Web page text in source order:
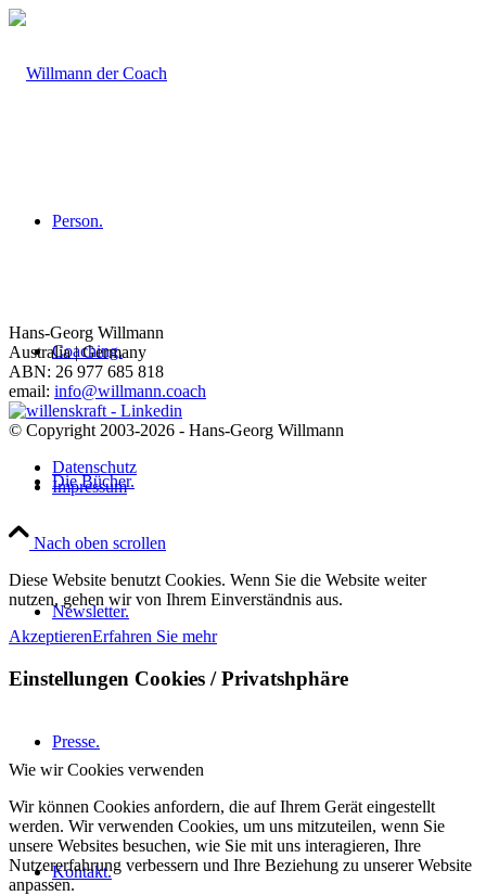
Person.
Coaching.
Die Bücher.
Newsletter.
Presse.
Kontakt.
Hans-Georg Willmann
Australia | Germany
ABN: 26 977 685 818
email: info@willmann.coach
© Copyright 2003-2026 - Hans-Georg Willmann
Datenschutz
Impressum
Nach oben scrollen
Diese Website benutzt Cookies. Wenn Sie die Website weiter
nutzen, gehen wir von Ihrem Einverständnis aus.
AkzeptierenErfahren Sie mehr
Einstellungen Cookies / Privatshphäre
Wie wir Cookies verwenden
Wir können Cookies anfordern, die auf Ihrem Gerät eingestellt
werden. Wir verwenden Cookies, um uns mitzuteilen, wenn Sie
unsere Websites besuchen, wie Sie mit uns interagieren, Ihre
Nutzererfahrung verbessern und Ihre Beziehung zu unserer Website
anpassen.